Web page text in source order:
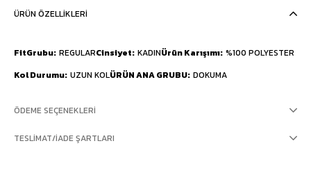
ÜRÜN ÖZELLIKLERI
FitGrubu REGULARCinsiyet KADINÜrün Karışımı %100 POLYESTER
Kol Durumu UZUN KOLÜRÜN ANA GRUBU DOKUMA
ÖDEME SEÇENEKLERI
TESLIMAT/İADE ŞARTLARI